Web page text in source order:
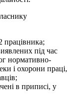
працівника;
під час
нормативно-
і охорони праці,
в приписі, у